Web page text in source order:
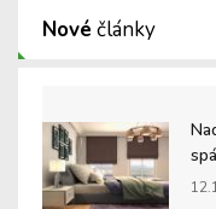
Nové články